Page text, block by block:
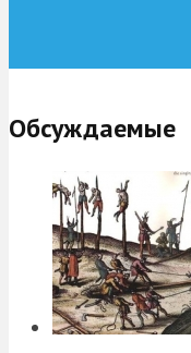
Обсуждаемые